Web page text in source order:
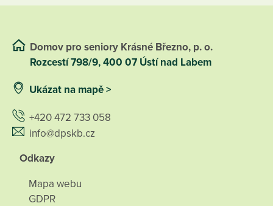
Domov pro seniory Krásné Březno, p. o.
Rozcestí 798/9, 400 07 Ústí nad Labem
Ukázat na mapě >
+420 472 733 058
info@dpskb.cz
Odkazy
Mapa webu
GDPR